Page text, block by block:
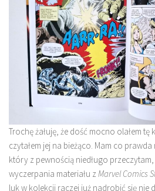
Trochę żałuję, że dość mocno olałem tę
czytałem jej na bieżąco. Mam co
który z pewnością niedługo
wyczerpania materiału z Marvel Comics
luk w kolekcji raczej już nadrobić się nie